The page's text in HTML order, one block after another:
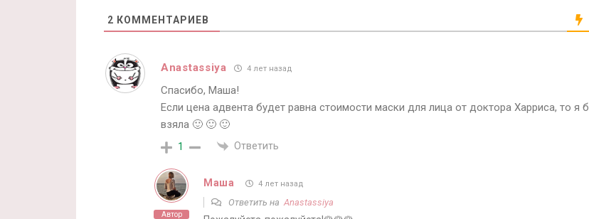
2 КОММЕНТАРИЕВ
Anastassiya 4 лет назад
Спасибо, Маша!
Если цена адвента будет равна стоимости маски для лица от доктора Харриса, то я б
взяла 🙂 🙂 🙂
1 Ответить
Автор
Маша 4 лет назад
Ответить наAnastassiya